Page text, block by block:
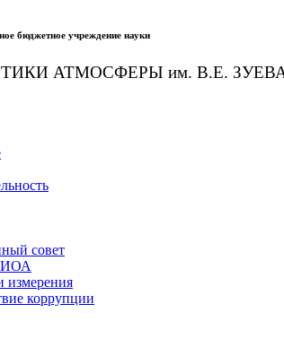
бюджетное учреждение науки
АТМОСФЕРЫ им. В.Е.
совет
ИОА
измерения
коррупции